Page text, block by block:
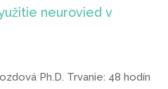
neurovied v
Ph.D. Trvanie: 48 hodín